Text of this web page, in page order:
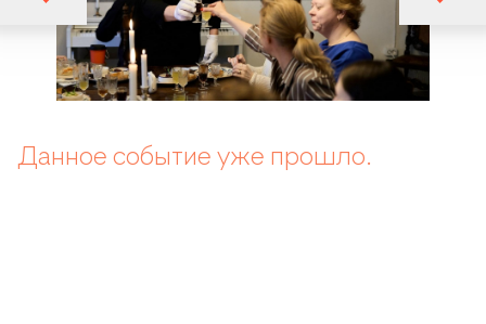
Данное событие уже прошло.